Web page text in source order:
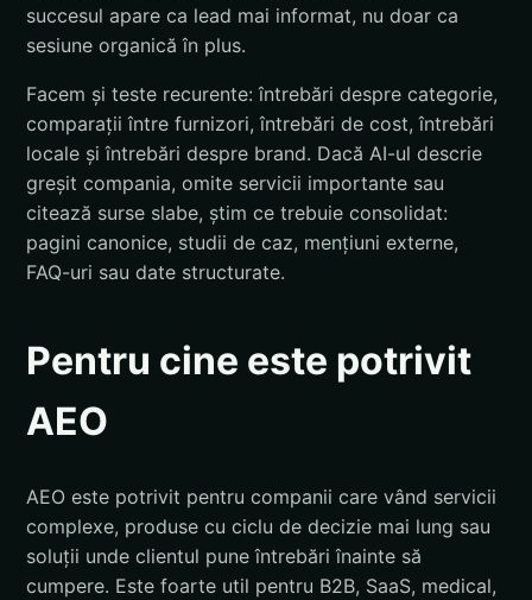
succesul apare ca lead mai informat, nu doar ca
sesiune organică în plus.
Facem și teste recurente: întrebări despre categorie,
comparații între furnizori, întrebări de cost, întrebări
locale și întrebări despre brand. Dacă AI-ul descrie
greșit compania, omite servicii importante sau
citează surse slabe, știm ce trebuie consolidat:
pagini canonice, studii de caz, mențiuni externe,
FAQ-uri sau date structurate.
Pentru cine este potrivit
AEO
AEO este potrivit pentru companii care vând servicii
complexe, produse cu ciclu de decizie mai lung sau
soluții unde clientul pune întrebări înainte să
cumpere. Este foarte util pentru B2B, SaaS, medical,